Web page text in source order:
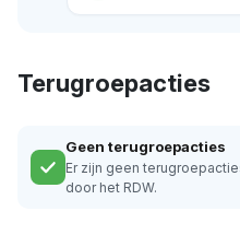
Terugroepacties
Geen terugroepacties
Er zijn geen
door het RDW.